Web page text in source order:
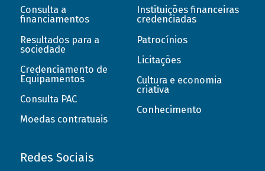
Consulta a
financiamentos
Resultados para a
sociedade
Credenciamento de
Equipamentos
Consulta PAC
Moedas contratuais
Instituições financeiras
credenciadas
Patrocínios
Licitações
Cultura e economia
criativa
Conhecimento
Redes Sociais